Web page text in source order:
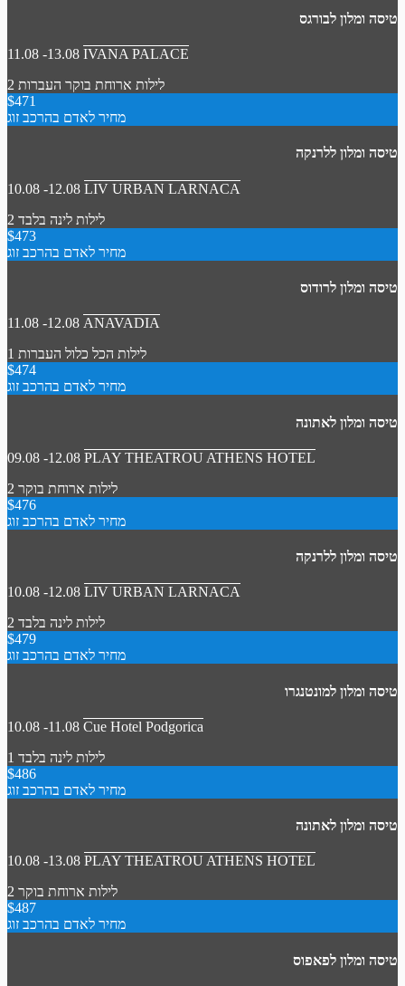
טיסה ומלון לבורגס
11.08 -13.08 IVANA PALACE
2 לילות ארוחת בוקר העברות
$471
מחיר לאדם בהרכב זוג
טיסה ומלון ללרנקה
10.08 -12.08 LIV URBAN LARNACA
2 לילות לינה בלבד
$473
מחיר לאדם בהרכב זוג
טיסה ומלון לרודוס
11.08 -12.08 ANAVADIA
1 לילות הכל כלול העברות
$474
מחיר לאדם בהרכב זוג
טיסה ומלון לאתונה
09.08 -12.08 PLAY THEATROU ATHENS HOTEL
2 לילות ארוחת בוקר
$476
מחיר לאדם בהרכב זוג
טיסה ומלון ללרנקה
10.08 -12.08 LIV URBAN LARNACA
2 לילות לינה בלבד
$479
מחיר לאדם בהרכב זוג
טיסה ומלון למונטנגרו
10.08 -11.08 Cue Hotel Podgorica
1 לילות לינה בלבד
$486
מחיר לאדם בהרכב זוג
טיסה ומלון לאתונה
10.08 -13.08 PLAY THEATROU ATHENS HOTEL
2 לילות ארוחת בוקר
$487
מחיר לאדם בהרכב זוג
טיסה ומלון לפאפוס